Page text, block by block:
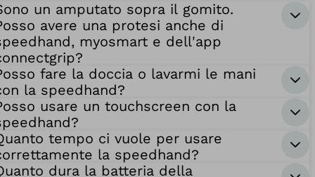
un amputato sopra il gomito.
avere una protesi anche di
myosmart e dell'app
fare la doccia o lavarmi le mani
la speedhand?
usare un touchscreen con la
tempo ci vuole per usare
la speedhand?
dura la batteria della